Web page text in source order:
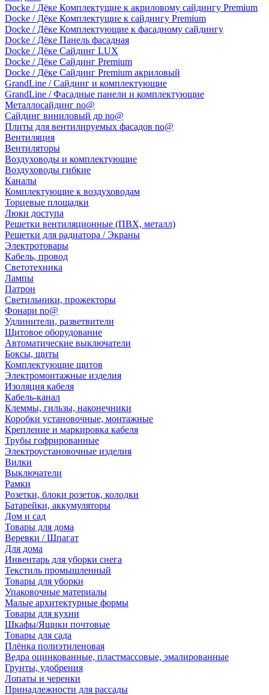
Docke / Дёке Комплектущие к акриловому сайдингу Premium
Docke / Дёке Комплектущие к сайдингу Premium
Docke / Дёке Комплектующие к фасадному сайдингу
Docke / Дёке Панель фасадная
Docke / Дёке Сайдинг LUX
Docke / Дёке Сайдинг Premium
Docke / Дёке Сайдинг Premium акриловый
GrandLine / Сайдинг и комплектующие
GrandLine / Фасадные панели и комплектующие
Металлосайдинг no@
Сайдинг виниловый др no@
Плиты для вентилируемых фасадов no@
Вентиляция
Вентиляторы
Воздуховоды и комплектующие
Воздуховоды гибкие
Каналы
Комплектующие к воздуховодам
Торцевые площадки
Люки доступа
Решетки вентиляционные (ПВХ, металл)
Решетки для радиатора / Экраны
Электротовары
Кабель, провод
Светотехника
Лампы
Патрон
Светильники, прожекторы
Фонари no@
Удлинители, разветвители
Щитовое оборудование
Автоматические выключатели
Боксы, щиты
Комплектующие щитов
Электромонтажные изделия
Изоляция кабеля
Кабель-канал
Клеммы, гильзы, наконечники
Коробки установочные, монтажные
Крепление и маркировка кабеля
Трубы гофрированные
Электроустановочные изделия
Вилки
Выключатели
Рамки
Розетки, блоки розеток, колодки
Батарейки, аккумуляторы
Дом и сад
Товары для дома
Веревки / Шпагат
Для дома
Инвентарь для уборки снега
Текстиль промышленный
Товары для уборки
Упаковочные материалы
Малые архитектурные формы
Товары для кухни
Шкафы/Ящики почтовые
Товары для сада
Плёнка полиэтиленовая
Ведра оцинкованные, пластмассовые, эмалированные
Грунты, удобрения
Лопаты и черенки
Принадлежности для рассады